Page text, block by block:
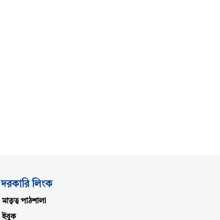
দরকারি লিংক
মাতৃত্ব পাঠশালা
ইবুক